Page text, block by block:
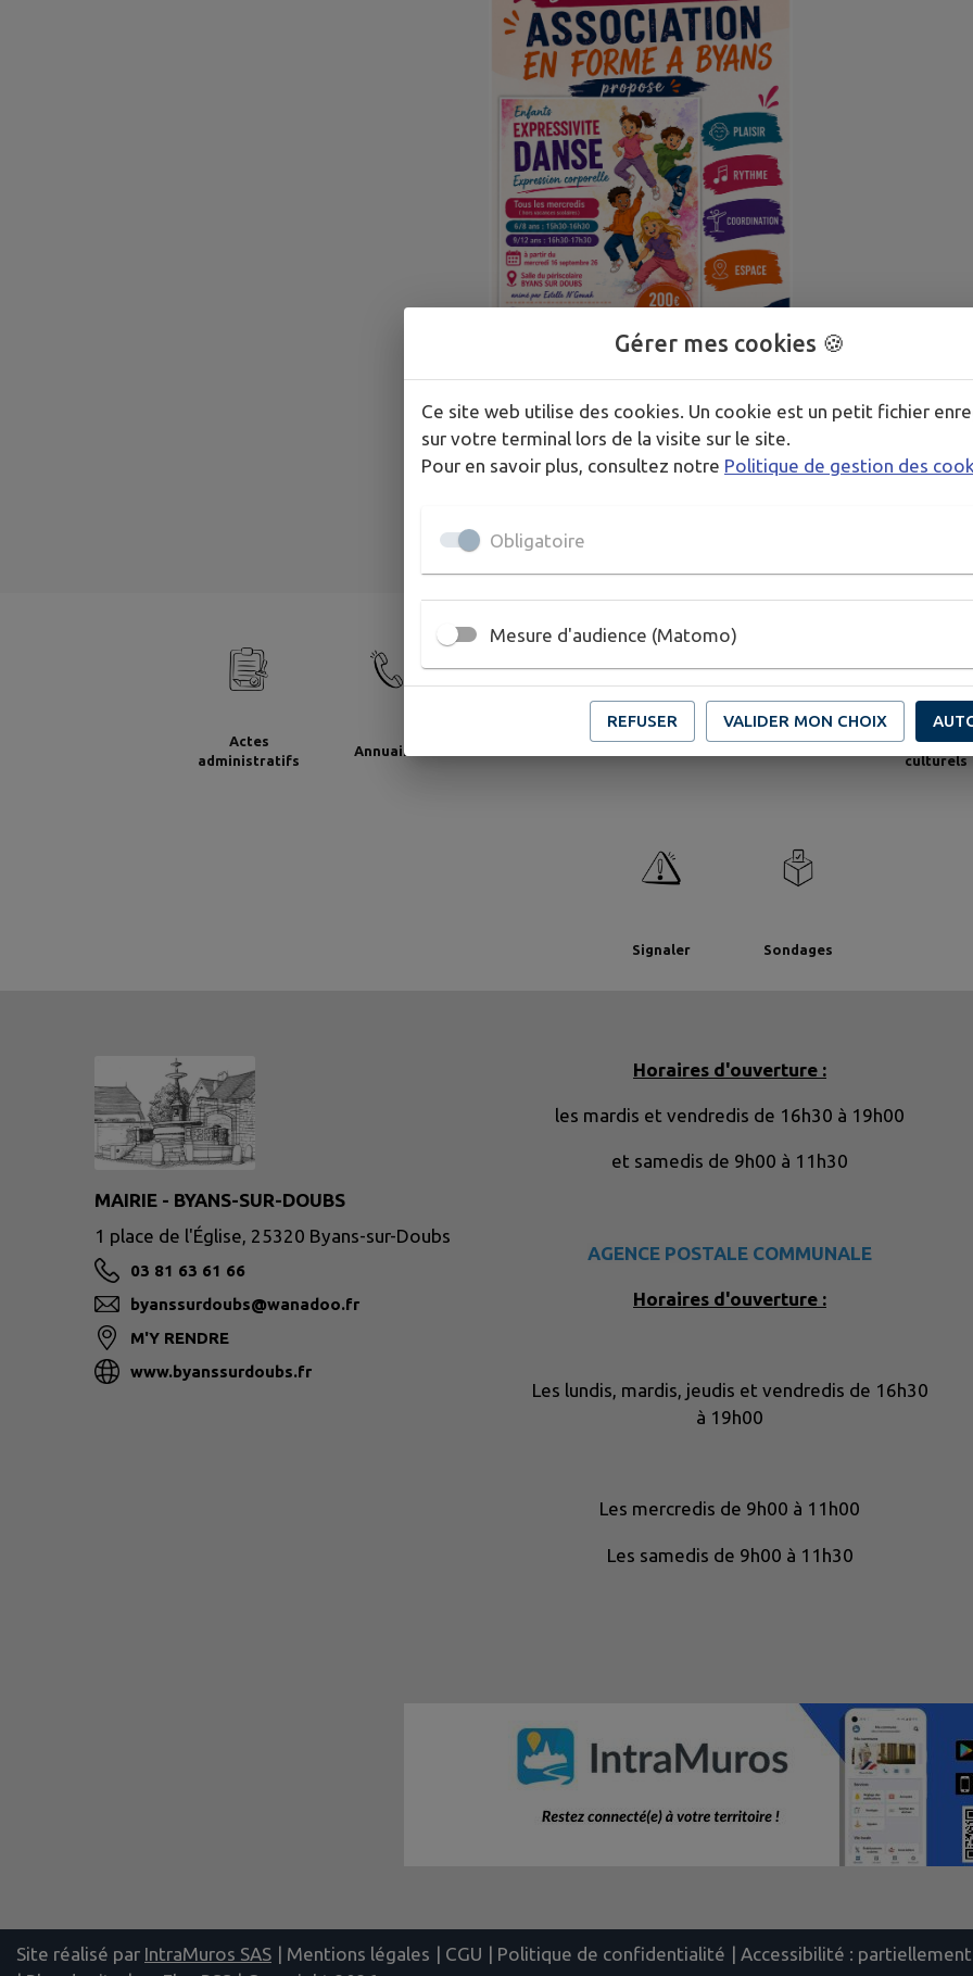
Actu en forme à Byans
Actes
administratifs
Annuaire
culturels
Signaler Sondages
MAIRIE - BYANS-SUR-DOUBS
1 place de l'Église, 25320 Byans-sur-Doubs
03 81 63 61 66
byanssurdoubs@wanadoo.fr
M'Y RENDRE
www.byanssurdoubs.fr
Horaires d'ouverture :
les mardis et vendredis de 16h30 à 19h00
et samedis de 9h00 à 11h30
AGENCE POSTALE COMMUNALE
Horaires d'ouverture :
Les lundis, mardis, jeudis et vendredis de 16h30
à 19h00
Les mercredis de 9h00 à 11h00
Les samedis de 9h00 à 11h30
Site réalisé par IntraMuros SAS | Mentions légales | CGU | Politique de confidentialité | Accessibilité :
Gérer mes cookies 🍪
Ce site web utilise des cookies. Un cookie est un petit fichier
sur votre terminal lors de la visite sur le site.
Pour en savoir plus, consultez notre Politique de gestion des
Obligatoire
Mesure d'audience (Matomo)
REFUSER VALIDER MON CHOIX